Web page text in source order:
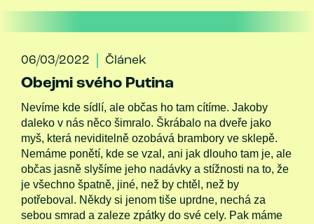
06/03/2022 Článek
Obejmi svého Putina
Nevíme kde sídlí, ale občas ho tam cítíme. Jakoby
daleko v nás něco šimralo. Škrábalo na dveře jako
myš, která neviditelně ozobává brambory ve sklepě.
Nemáme ponětí, kde se vzal, ani jak dlouho tam je, ale
občas jasně slyšíme jeho nadávky a stížnosti na to, že
je všechno špatně, jiné, než by chtěl, než by
potřeboval. Někdy si jenom tiše uprdne, nechá za
sebou smrad a zaleze zpátky do své cely. Pak máme